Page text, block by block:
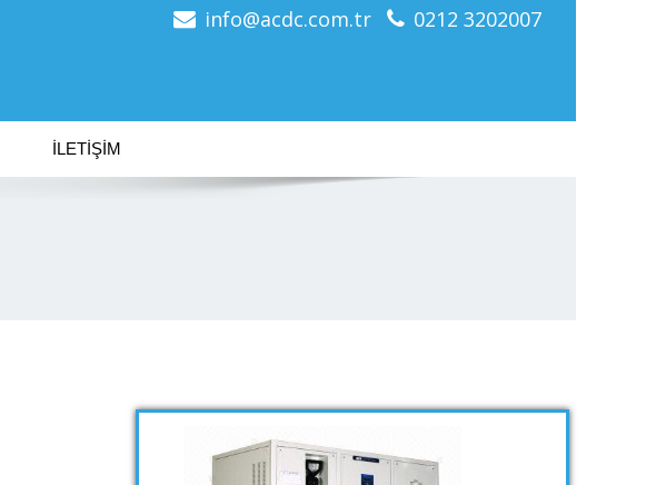
info@acdc.com.tr 0212 3202007
İLETIŞIM